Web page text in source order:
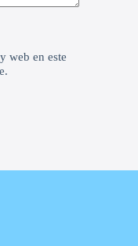
web en este